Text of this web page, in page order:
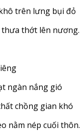
trên lưng bụi đỏ
thớt lên nương.
ngàn nắng gió
chồng gian khó
nằm nép cuối thôn.